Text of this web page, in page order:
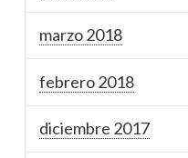
marzo 2018
febrero 2018
diciembre 2017